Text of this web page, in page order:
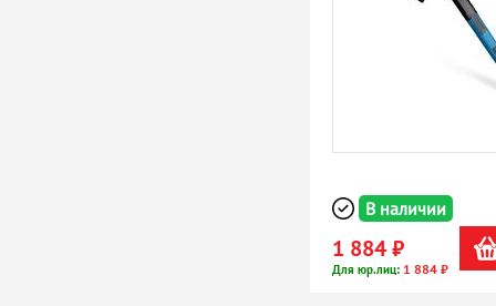
В наличии
1 884 ₽
Для юр.лиц: 1 884 ₽